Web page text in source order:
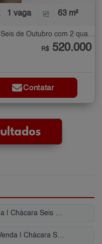
1 vaga 63 m²
Apartamento à Venda na Chácara Seis de Outubro com 2 quartos - 63 m²
R$ 520.000
Contatar
Sobrado com quintal para Venda | Chácara Seis de Outubro
Casa Térrea com quintal para Venda | Chácara Seis de Outubro